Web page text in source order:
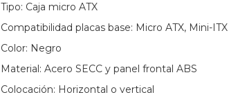
Tipo: Caja micro ATX
Compatibilidad placas base: Micro ATX, Mini-ITX
Color: Negro
Material: Acero SECC y panel frontal ABS
Colocación: Horizontal o vertical